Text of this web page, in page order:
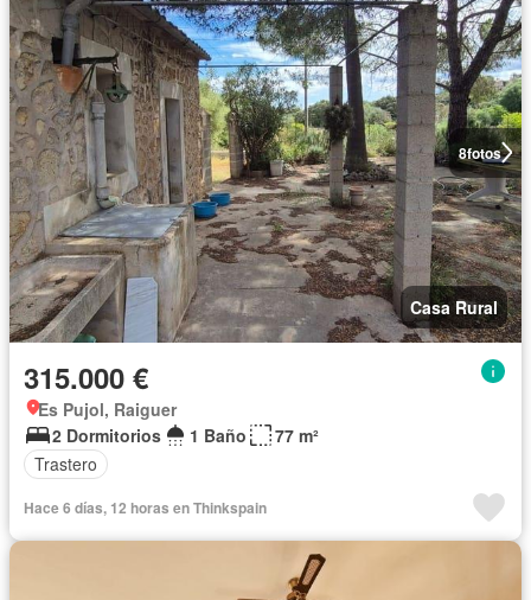
8fotos
Casa Rural
315.000 €
Es Pujol, Raiguer
2 Dormitorios
1 Baño
77 m²
Trastero
Hace 6 días, 12 horas en Thinkspain